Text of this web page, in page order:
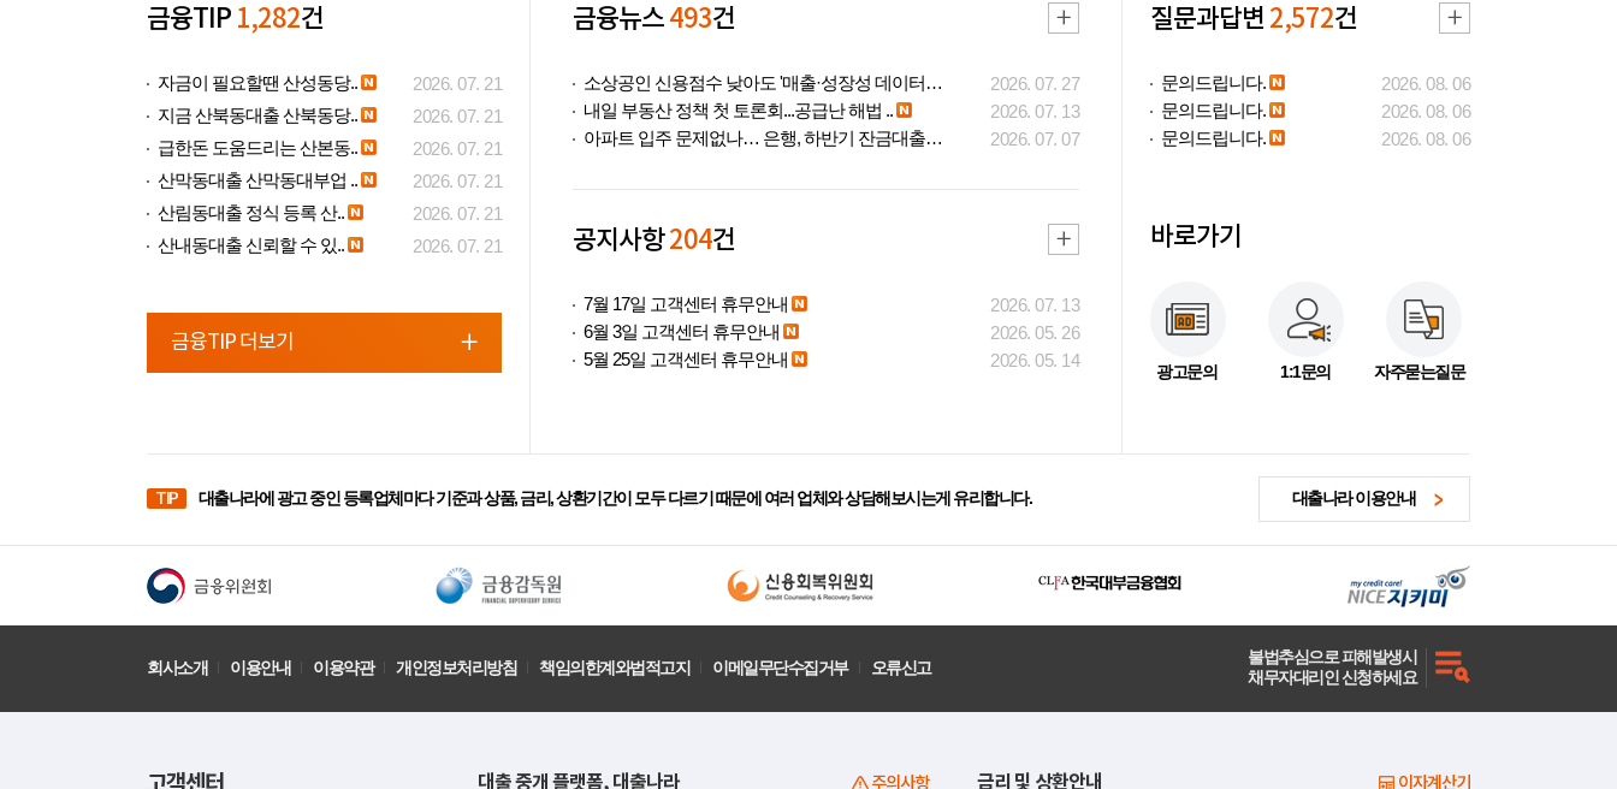
금융TIP 1,282건
자금이 필요할땐 산성동당..
2026. 07. 21
지금 산북동대출 산북동당..
2026. 07. 21
급한돈 도움드리는 산본동..
2026. 07. 21
산막동대출 산막동대부업 ..
2026. 07. 21
산림동대출 정식 등록 산..
2026. 07. 21
산내동대출 신뢰할 수 있..
2026. 07. 21
금융TIP 더보기
금융뉴스493건
소상공인 신용점수 낮아도 '매출·성장성 데이터..
2026. 07. 27
내일 부동산 정책 첫 토론회...공급난 해법 ..
2026. 07. 13
아파트 입주 문제없나… 은행, 하반기 잔금대출..
2026. 07. 07
공지사항204건
7월 17일 고객센터 휴무안내
2026. 07. 13
6월 3일 고객센터 휴무안내
2026. 05. 26
5월 25일 고객센터 휴무안내
2026. 05. 14
질문과답변 2,572건
문의드립니다.
2026. 08. 06
문의드립니다.
2026. 08. 06
문의드립니다.
2026. 08. 06
바로가기
광고문의 1:1문의 자주묻는질문
TIP 대출나라에 광고 중인 등록업체마다 기준과 상품, 금리, 상환기간이 모두 다르기 때문에 여러 업체와 상담해보시는게 유리합니다. 대출나라 이용안내
회사소개 이용안내 이용약관 개인정보처리방침 책임의한계와법적고지 이메일무단수집거부 오류신고
불법추심으로 피해발생시
채무자대리인 신청하세요
대출 중개 플랫폼, 대출나라 주의사항 금리 및 상환안내 이자계산기